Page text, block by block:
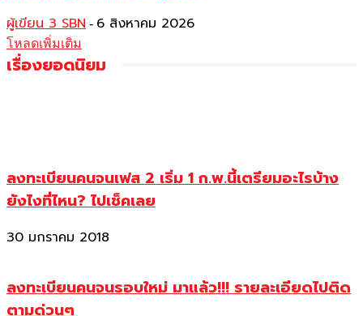
ผู้เขียน 3 SBN - 6 สิงหาคม 2026
โหลดเพิ่มเติม
เรื่องยอดนิยม
ลงทะเบียนคนจนเฟส 2 เริ่ม 1 ก.พ.นี้เตรียมอะไรบ้าง
ยังไงที่ไหน? ไปเช็คเลย
30 มกราคม 2018
ลงทะเบียนคนจนรอบใหม่ มาแล้ว!!! รายละเอียดไปติด
ตามด่วนๆ